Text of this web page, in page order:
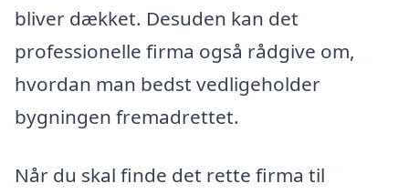
bliver dækket. Desuden kan det
professionelle firma også rådgive om,
hvordan man bedst vedligeholder
bygningen fremadrettet.
Når du skal finde det rette firma til